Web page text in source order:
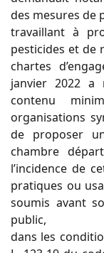
des mesures de
travaillant à
pesticides et de
chartes
janvier 2022 a
contenu
organisations
de proposer
chambre
l’incidence de
pratiques ou
soumis avant
public,
dans les